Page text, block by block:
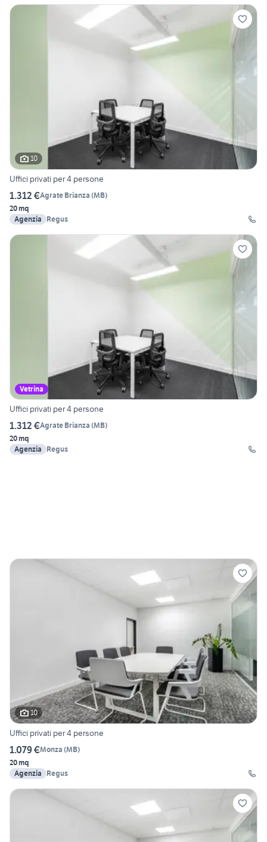
10
Uffici privati per 4 persone
1.312 €Agrate Brianza (MB)
20 mq
Agenzia
Regus
Vetrina
Uffici privati per 4 persone
1.312 €Agrate Brianza (MB)
20 mq
Agenzia
Regus
10
Uffici privati per 4 persone
1.079 €Monza (MB)
20 mq
Agenzia
Regus